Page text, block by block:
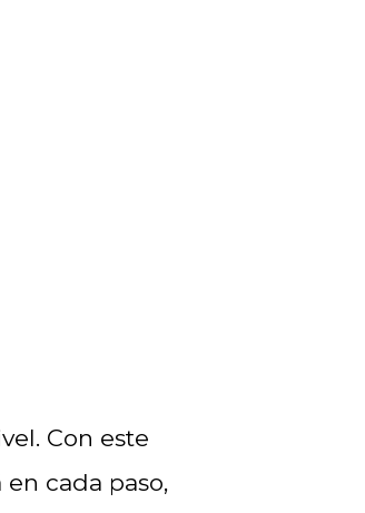
Con este
cada paso,